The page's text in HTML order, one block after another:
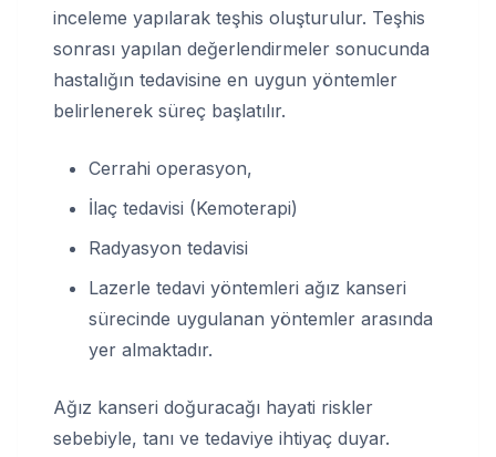
inceleme yapılarak teşhis oluşturulur. Teşhis
sonrası yapılan değerlendirmeler sonucunda
hastalığın tedavisine en uygun yöntemler
belirlenerek süreç başlatılır.
Cerrahi operasyon,
İlaç tedavisi (Kemoterapi)
Radyasyon tedavisi
Lazerle tedavi yöntemleri ağız kanseri
sürecinde uygulanan yöntemler arasında
yer almaktadır.
Ağız kanseri doğuracağı hayati riskler
sebebiyle, tanı ve tedaviye ihtiyaç duyar.